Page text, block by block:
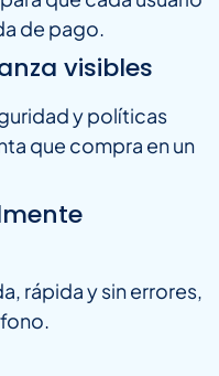
de pago.
visibles
y políticas
que compra en un
rápida y sin errores,